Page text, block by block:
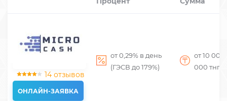
14 отзывов
ОНЛАЙН-ЗАЯВКА
от 0,29% в день
(ГЭСВ до 179%)
от 10 000
000 тнг